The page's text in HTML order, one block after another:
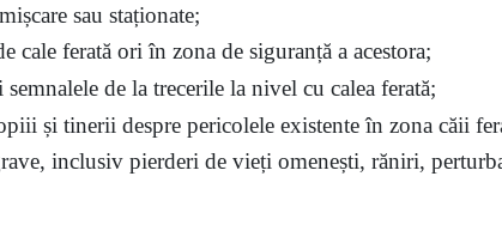
sau staționate;
cale ferată ori în zona de siguranță a acestora;
de la trecerile la nivel cu calea ferată;
și tinerii despre pericolele existente în zona căii
inclusiv pierderi de vieți omenești, răniri,